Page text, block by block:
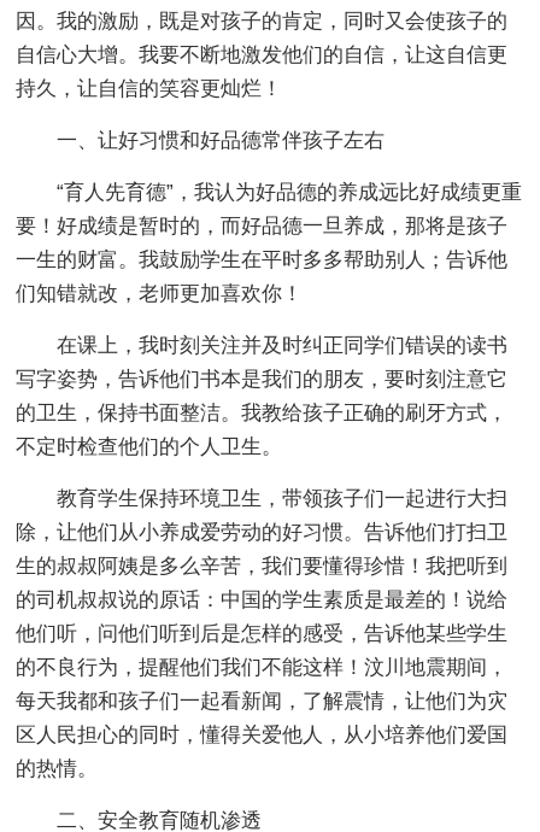
因。我的激励，既是对孩子的肯定，同时又会使孩子的
自信心大增。我要不断地激发他们的自信，让这自信更
持久，让自信的笑容更灿烂！
一、让好习惯和好品德常伴孩子左右
“育人先育德”，我认为好品德的养成远比好成绩更重
要！好成绩是暂时的，而好品德一旦养成，那将是孩子
一生的财富。我鼓励学生在平时多多帮助别人；告诉他
们知错就改，老师更加喜欢你！
在课上，我时刻关注并及时纠正同学们错误的读书
写字姿势，告诉他们书本是我们的朋友，要时刻注意它
的卫生，保持书面整洁。我教给孩子正确的刷牙方式，
不定时检查他们的个人卫生。
教育学生保持环境卫生，带领孩子们一起进行大扫
除，让他们从小养成爱劳动的好习惯。告诉他们打扫卫
生的叔叔阿姨是多么辛苦，我们要懂得珍惜！我把听到
的司机叔叔说的原话：中国的学生素质是最差的！说给
他们听，问他们听到后是怎样的感受，告诉他某些学生
的不良行为，提醒他们我们不能这样！汶川地震期间，
每天我都和孩子们一起看新闻，了解震情，让他们为灾
区人民担心的同时，懂得关爱他人，从小培养他们爱国
的热情。
二、安全教育随机渗透